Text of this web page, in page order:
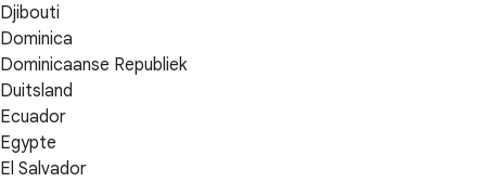
Djibouti
Dominica
Dominicaanse Republiek
Duitsland
Ecuador
Egypte
El Salvador